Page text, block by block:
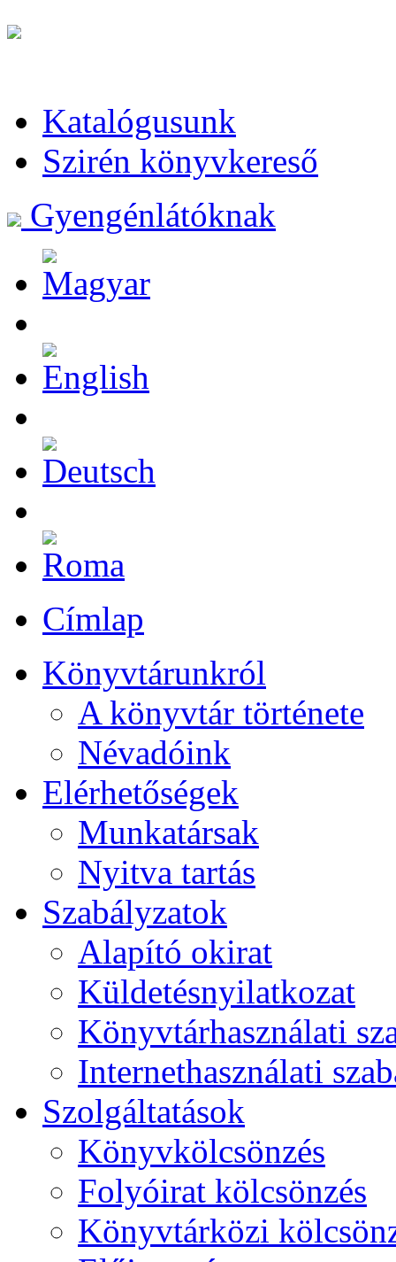
Katalógusunk
Szirén könyvkereső
Gyengénlátóknak
Címlap
Könyvtárunkról
A könyvtár története
Névadóink
Elérhetőségek
Munkatársak
Nyitva tartás
Szabályzatok
Alapító okirat
Küldetésnyilatkozat
Könyvtárhasználati
Internethasználati
Szolgáltatások
Könyvkölcsönzés
Folyóirat kölcsönzés
Könyvtárközi